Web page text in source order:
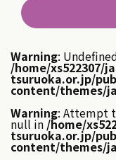
Warning:
/home/xs522307/
tsuruoka.or.jp/
content/themes/
Warning: Attempt
null in /home/
tsuruoka.or.jp/
content/themes/